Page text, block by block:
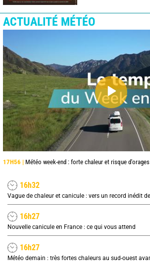
ACTUALITÉ MÉTÉO
17H56 | Météo week-end : forte chaleur et risque d'orages
16h32
16h27
Nouvelle canicule en France : ce qui vous attend
16h27